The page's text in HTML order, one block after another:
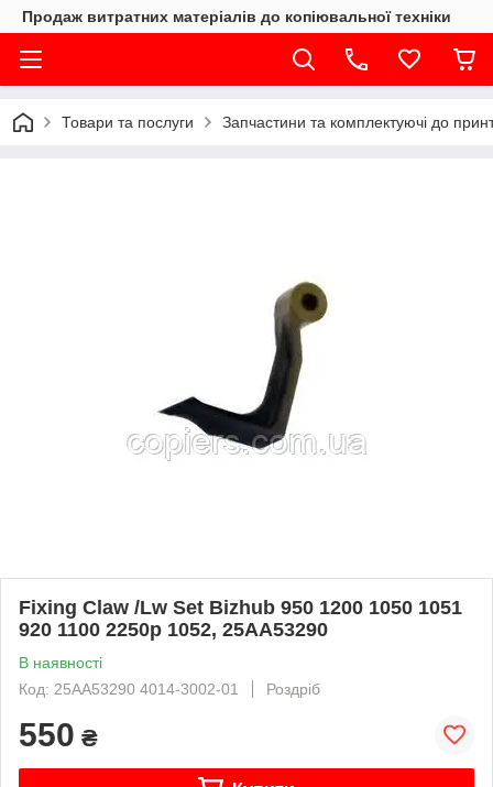
Продаж витратних матеріалів до копіювальної техніки
Товари та послуги Запчастини та комплектуючі до
Fixing Claw /Lw Set Bizhub 950 1200 1050 1051
920 1100 2250p 1052, 25AA53290
В наявності
Код: 25AA53290 4014-3002-01
Роздріб
550 ₴